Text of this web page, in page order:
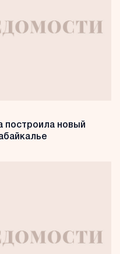
построила новый